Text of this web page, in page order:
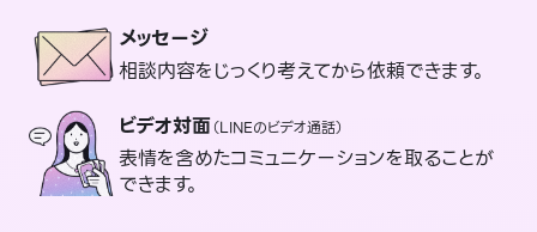
メッセージ
相談内容をじっくり考えてから依頼できます。
ビデオ対面（LINEのビデオ通話）
表情を含めたコミュニケーションを取ることが
できます。